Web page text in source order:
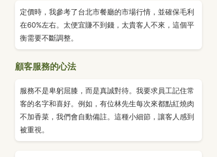
定價時，我參考了台北市餐廳的市場行情，並確保毛利
在60%左右。太便宜賺不到錢，太貴客人不來，這個平
衡需要不斷調整。
顧客服務的心法
服務不是卑躬屈膝，而是真誠對待。我要求員工記住常
客的名字和喜好。例如，有位林先生每次來都點紅燒肉
不加香菜，我們會自動備註。這種小細節，讓客人感到
被重視。